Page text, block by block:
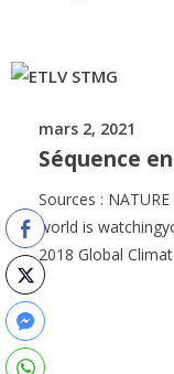
mars 2, 2021
Séquence
Sources :
world is
2018 Global